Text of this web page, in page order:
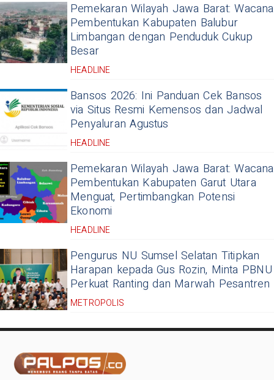
Pemekaran Wilayah Jawa Barat: Wacana
Pembentukan Kabupaten Balubur
Limbangan dengan Penduduk Cukup
Besar
HEADLINE
Bansos 2026: Ini Panduan Cek Bansos
via Situs Resmi Kemensos dan Jadwal
Penyaluran Agustus
HEADLINE
Pemekaran Wilayah Jawa Barat: Wacana
Pembentukan Kabupaten Garut Utara
Menguat, Pertimbangkan Potensi
Ekonomi
HEADLINE
Pengurus NU Sumsel Selatan Titipkan
Harapan kepada Gus Rozin, Minta PBNU
Perkuat Ranting dan Marwah Pesantren
METROPOLIS